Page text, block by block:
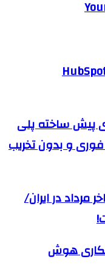
پیش ساخته پلی
و بدون تخریب
در ایران/
هوش